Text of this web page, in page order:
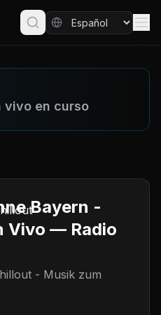
vivo en curso
Bayern -
Vivo — Radio
- Musik zum